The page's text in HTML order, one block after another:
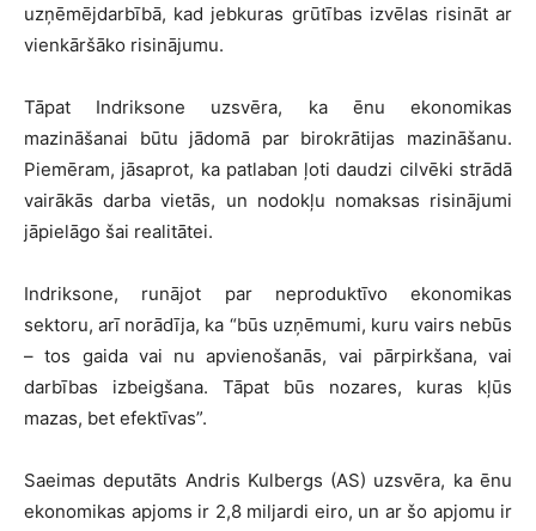
uzņēmējdarbībā, kad jebkuras grūtības izvēlas risināt ar
vienkāršāko risinājumu.
Tāpat Indriksone uzsvēra, ka ēnu ekonomikas
mazināšanai būtu jādomā par birokrātijas mazināšanu.
Piemēram, jāsaprot, ka patlaban ļoti daudzi cilvēki strādā
vairākās darba vietās, un nodokļu nomaksas risinājumi
jāpielāgo šai realitātei.
Indriksone, runājot par neproduktīvo ekonomikas
sektoru, arī norādīja, ka “būs uzņēmumi, kuru vairs nebūs
– tos gaida vai nu apvienošanās, vai pārpirkšana, vai
darbības izbeigšana. Tāpat būs nozares, kuras kļūs
mazas, bet efektīvas”.
Saeimas deputāts Andris Kulbergs (AS) uzsvēra, ka ēnu
ekonomikas apjoms ir 2,8 miljardi eiro, un ar šo apjomu ir